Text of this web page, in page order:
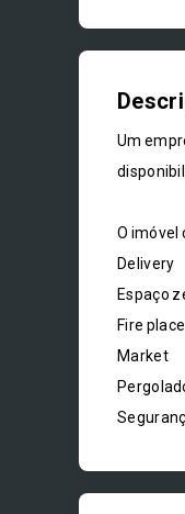
Um
O imóvel
Delivery
Espaço
Fire place
Market